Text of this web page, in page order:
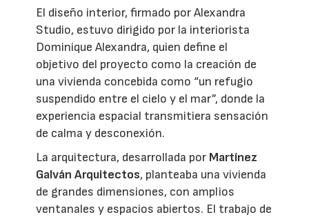
El diseño interior, firmado por Alexandra
Studio, estuvo dirigido por la interiorista
Dominique Alexandra, quien define el
objetivo del proyecto como la creación de
una vivienda concebida como “un refugio
suspendido entre el cielo y el mar”, donde la
experiencia espacial transmitiera sensación
de calma y desconexión.
La arquitectura, desarrollada por Martínez
Galván Arquitectos, planteaba una vivienda
de grandes dimensiones, con amplios
ventanales y espacios abiertos. El trabajo de